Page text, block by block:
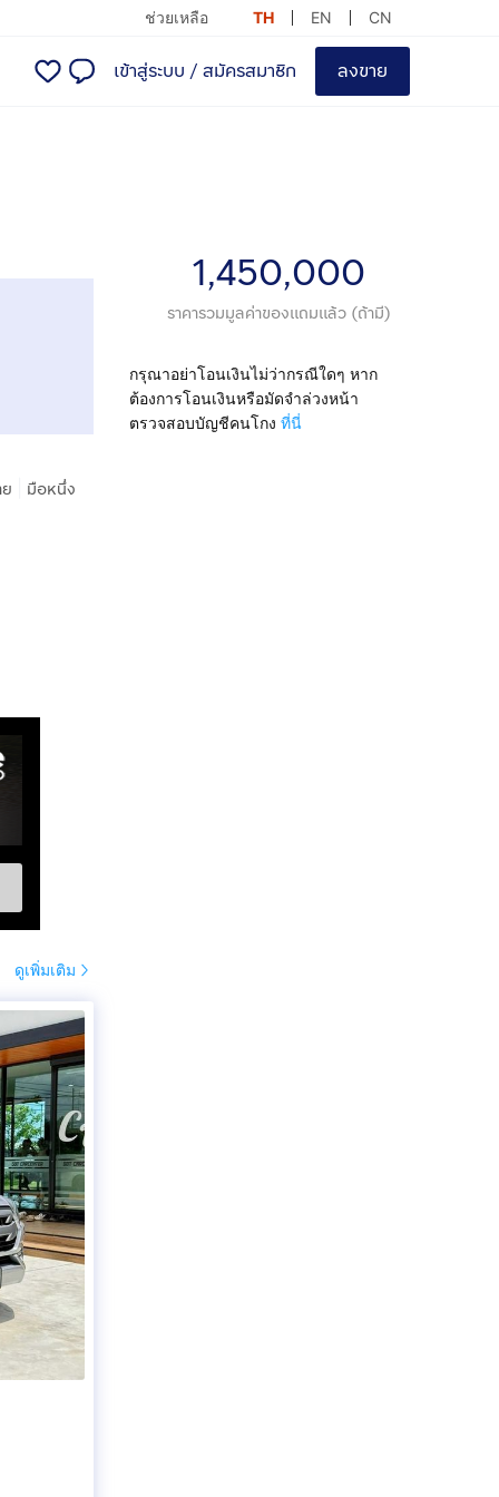
ช่วยเหลือ TH EN CN
เข้าสู่ระบบ / สมัครสมาชิก ลงขาย
มือหนึ่ง
1,450,000
ราคารวมมูลค่าของแถมแล้ว (ถ้ามี)
กรุณาอย่าโอนเงินไม่ว่ากรณีใดๆ หาก
ต้องการโอนเงินหรือมัดจำล่วงหน้า
ตรวจสอบบัญชีคนโกง ที่นี่
ดูเพิ่มเติม